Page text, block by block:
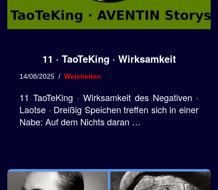
11 · TaoTeKing · Wirksamkeit
14/08/2025 Weisheiten
11 TaoTeKing · Wirksamkeit des Negativen ·
Laotse · Dreißig Speichen treffen sich in einer
Nabe: Auf dem Nichts daran …